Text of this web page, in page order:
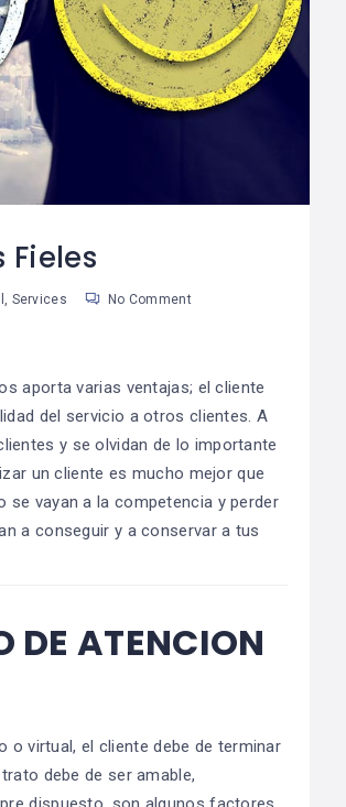
Fieles
, Services No Comment
aporta varias ventajas; el cliente
del servicio a otros clientes. A
y se olvidan de lo importante
un cliente es mucho mejor que
vayan a la competencia y perder
a conseguir y a conservar a tus
DE ATENCION
o virtual, el cliente debe de terminar
debe de ser amable,
La
Meta?
08
06
Cómo Separar Las
Finanzas
Personales De Las
De Tu Negocio